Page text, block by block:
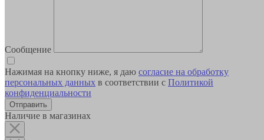
Сообщение
Нажимая на кнопку ниже, я даю согласие на обработку
персональных данных в соответствии с Политикой
конфиденциальности
Наличие в магазинах